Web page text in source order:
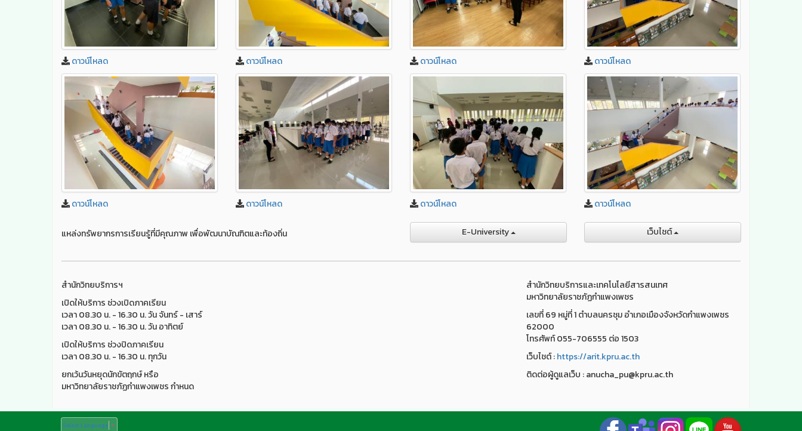
ดาวน์โหลด ดาวน์โหลด ดาวน์โหลด ดาวน์โหลด
ดาวน์โหลด ดาวน์โหลด ดาวน์โหลด ดาวน์โหลด
แหล่งทรัพยากรการเรียนรู้ที่มีคุณภาพ เพื่อพัฒนาบัณฑิตและท้องถิ่น E-University เว็บไชต์
สำนักวิทยบริการฯ
เปิดให้บริการ ช่วงเปิดภาคเรียน
เวลา 08.30 น. - 16.30 น. วัน จันทร์ - เสาร์
เวลา 08.30 น. - 16.30 น. วัน อาทิตย์
เปิดให้บริการ ช่วงปิดภาคเรียน
เวลา 08.30 น. - 16.30 น. ทุกวัน
ยกเว้นวันหยุดนักขัตฤกษ์ หรือ
มหาวิทยาลัยราชภัฏกำแพงเพชร กำหนด
สำนักวิทยบริการและเทคโนโลยีสารสนเทศ
มหาวิทยาลัยราชภัฏกำแพงเพชร
เลขที่ 69 หมู่ที่ 1 ตำบลนครชุม อำเภอเมืองจังหวัดกำแพงเพชร
62000
โทรศัพท์ 055-706555 ต่อ 1503
เว็บไชต์ :https://arit.kpru.ac.th
ติดต่อผู้ดูแลเว็บ : anucha_pu@kpru.ac.th
Select Language ▼